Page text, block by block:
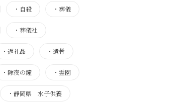
・ 自殺 ・ 葬儀
・ 葬儀社
・ 返礼品 ・ 遺骨
・ 除夜の鐘 ・ 霊園
・ 静岡県 水子供養